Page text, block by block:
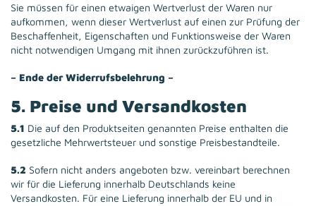
Sie müssen für einen etwaigen Wertverlust der Waren nur
aufkommen, wenn dieser Wertverlust auf einen zur Prüfung der
Beschaffenheit, Eigenschaften und Funktionsweise der Waren
nicht notwendigen Umgang mit ihnen zurückzuführen ist.
– Ende der Widerrufsbelehrung –
5. Preise und Versandkosten
5.1 Die auf den Produktseiten genannten Preise enthalten die
gesetzliche Mehrwertsteuer und sonstige Preisbestandteile.
5.2 Sofern nicht anders angeboten bzw. vereinbart berechnen
wir für die Lieferung innerhalb Deutschlands keine
Versandkosten. Für eine Lieferung innerhalb der EU und in